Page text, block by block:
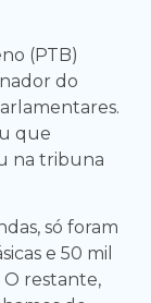
(PTB)
do
que
na tribuna
só foram
e 50 mil
O restante,